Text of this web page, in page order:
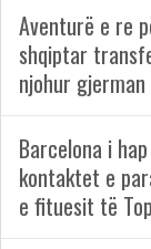
Aventurë e re
shqiptar
njohur
Barcelona i
kontaktet e
e fituesit të